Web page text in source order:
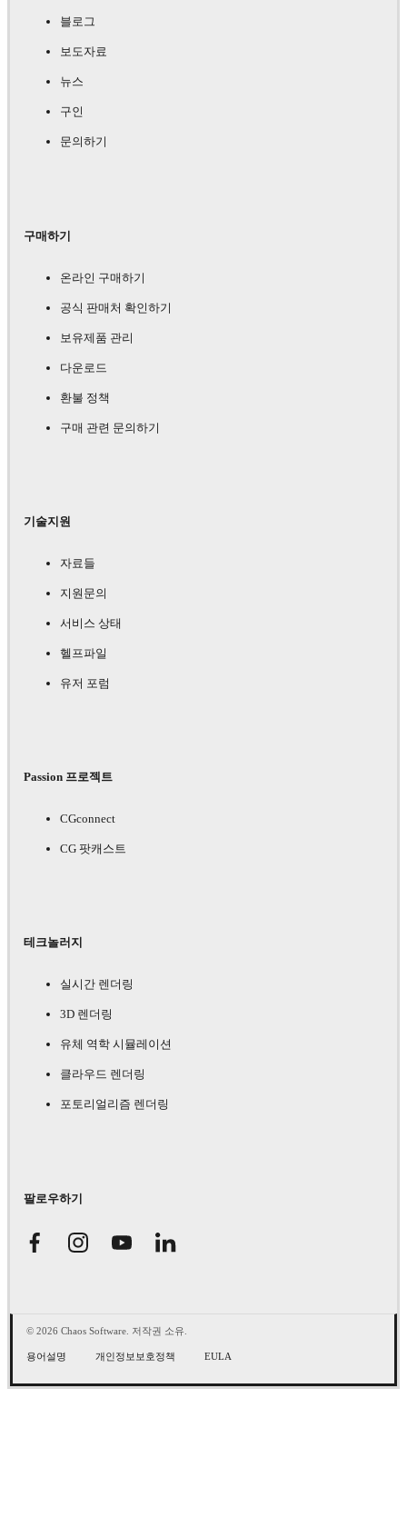
블로그
보도자료
뉴스
구인
문의하기
구매하기
온라인 구매하기
공식 판매처 확인하기
보유제품 관리
다운로드
환불 정책
구매 관련 문의하기
기술지원
자료들
지원문의
서비스 상태
헬프파일
유저 포럼
Passion 프로젝트
CGconnect
CG 팟캐스트
테크놀러지
실시간 렌더링
3D 렌더링
유체 역학 시뮬레이션
클라우드 렌더링
포토리얼리즘 렌더링
팔로우하기
© 2026 Chaos Software. 저작권 소유.
용어설명 개인정보보호정책 EULA